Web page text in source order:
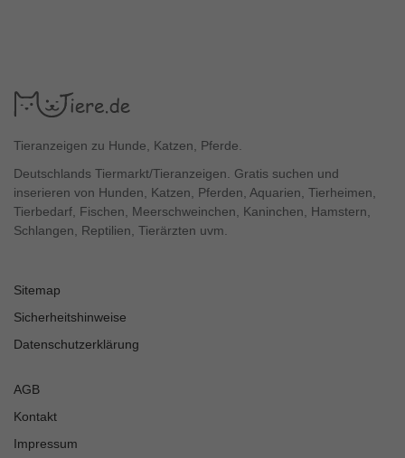
Tieranzeigen zu Hunde, Katzen, Pferde.
Deutschlands Tiermarkt/Tieranzeigen. Gratis suchen und
inserieren von Hunden, Katzen, Pferden, Aquarien, Tierheimen,
Tierbedarf, Fischen, Meerschweinchen, Kaninchen, Hamstern,
Schlangen, Reptilien, Tierärzten uvm.
Sitemap
Sicherheitshinweise
Datenschutzerklärung
AGB
Kontakt
Impressum